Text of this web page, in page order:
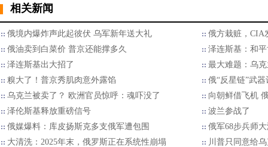
相关新闻
俄境内爆炸声此起彼伏 乌军新年送大礼
俄方栽赃，CIA
俄油卖到白菜价 普京还能撑多久
泽连斯基：和
泽连斯基出大招了
最大难题：乌
糗大了！普京秀肌肉意外露馅
俄“反星链”武
乌克兰被卖了？ 欧洲官员惊呼：魂吓没了
向朝鲜借飞机
泽伦斯基释放重磅信号
波兰参战了
俄媒爆料：库皮扬斯克多支俄军遭包围
俄军68步兵师
大清洗：2025年末，俄罗斯正在系统性崩塌
川普只同意给